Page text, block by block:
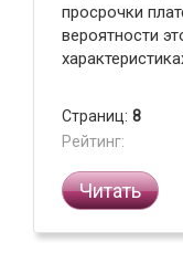
просрочки
вероятности
Страниц: 8
Рейтинг:
Читать